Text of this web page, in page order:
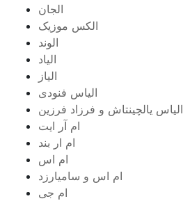
الجان
الکس موزیک
الوند
الیاد
الیاز
الیاس فنودی
الیاس یالچینتاش و فرزاد فرزین
ام آر ایت
ام‌ ار بند
ام اس
ام اس و سامیارزد
ام جی